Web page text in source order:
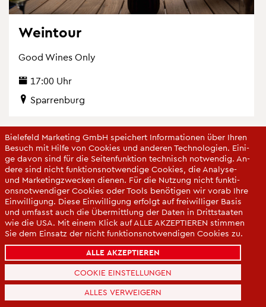
Wein­tour
Good Wines Only
17:00 Uhr
Spar­ren­burg
Bie­le­feld Mar­ke­ting GmbH spei­chert In­for­ma­tio­nen über Ihren
Be­such mit Hilfe von Coo­kies und an­de­ren Tech­no­lo­gi­en. Ei­ni­
ge davon sind für die Sei­ten­funk­ti­on tech­nisch not­wen­dig. An­
de­re sind nicht funk­ti­ons­not­wen­di­ge Coo­kies, die Ana­ly­se-
und Mar­ke­ting­zwe­cken die­nen. Für die Nut­zung nicht funk­ti­
ons­not­wen­di­ger Coo­kies oder Tools be­nö­ti­gen wir vorab Ihre
Ein­wil­li­gung. Diese Ein­wil­li­gung er­folgt auf frei­wil­li­ger Basis
und um­fasst auch die Über­mitt­lung der Daten in Dritt­staa­ten
wie die USA. Mit einem Klick auf ALLE AK­ZEP­TIE­REN stim­men
Sie dem Ein­satz der nicht funk­ti­ons­not­wen­di­gen Coo­kies zu.
Sie kön­nen Ihre Ein­wil­li­gung über die COO­KIE-EIN­STEL­LUN­
GEN je­der­zeit än­dern oder mit Wir­kung für die Zu­kunft wi­der­
ru­fen.
Da­ten­schut­z­er­klä­rung
COOKIE EINSTELLUNGEN
ALLES VERWEIGERN
ALLE AKZEPTIEREN